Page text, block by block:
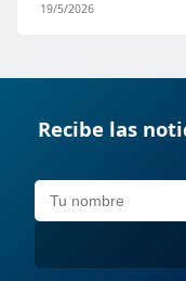
19/5/2026
Recibe las